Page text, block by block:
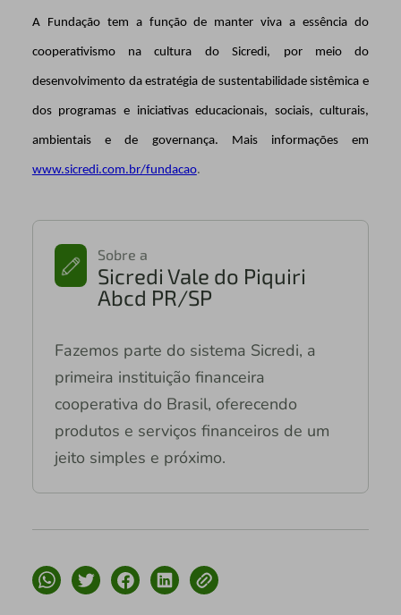
A Fundação tem a função de manter viva a essência do
cooperativismo na cultura do Sicredi, por meio do
desenvolvimento da estratégia de sustentabilidade sistêmica e
dos programas e iniciativas educacionais, sociais, culturais,
ambientais e de governança. Mais informações em
www.sicredi.com.br/fundacao.
Sobre a
Sicredi Vale do Piquiri
Abcd PR/SP
Fazemos parte do sistema Sicredi, a
primeira instituição financeira
cooperativa do Brasil, oferecendo
produtos e serviços financeiros de um
jeito simples e próximo.